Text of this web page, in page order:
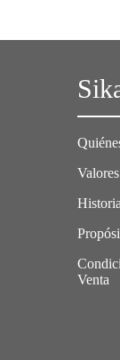
Historia
Venta